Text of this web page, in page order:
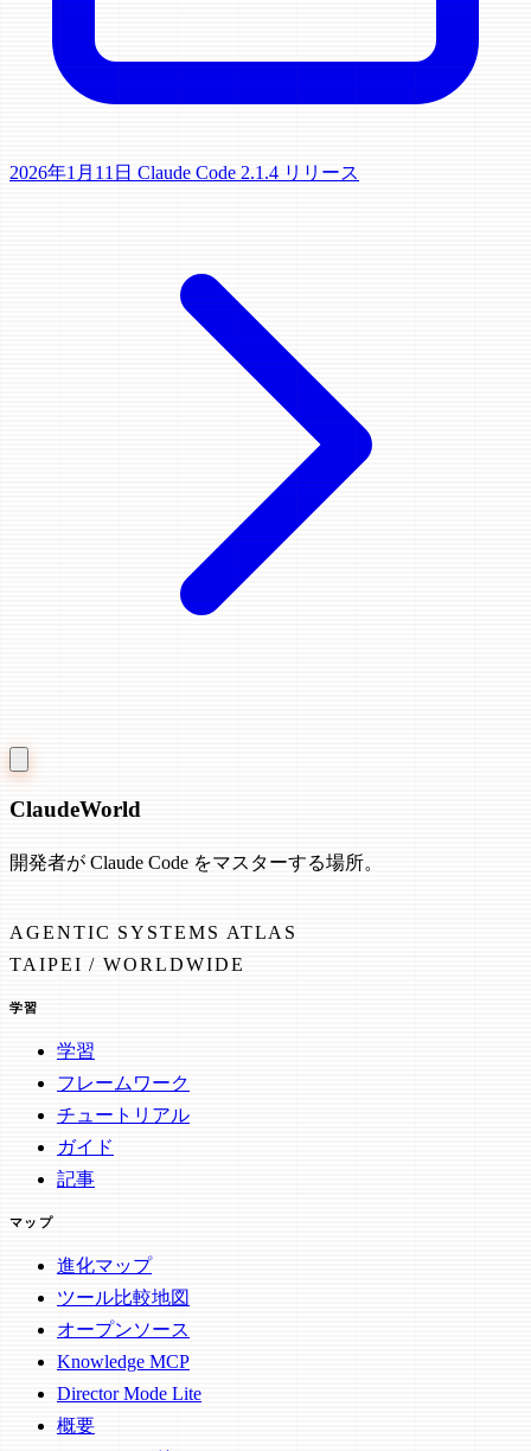
2026年1月11日 Claude Code 2.1.4 リリース
ClaudeWorld
開発者が Claude Code をマスターする場所。
AGENTIC SYSTEMS ATLAS
TAIPEI / WORLDWIDE
学習
学習
フレームワーク
チュートリアル
ガイド
記事
マップ
進化マップ
ツール比較地図
オープンソース
Knowledge MCP
Director Mode Lite
概要